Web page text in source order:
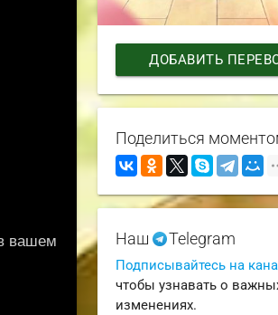
ДОБАВИТЬ
Поделиться
Наш Telegram
Подписывайтесь на
чтобы узнавать о
изменениях.